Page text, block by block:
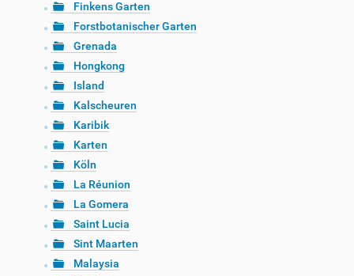
Finkens Garten
Forstbotanischer Garten
Grenada
Hongkong
Island
Kalscheuren
Karibik
Karten
Köln
La Réunion
La Gomera
Saint Lucia
Sint Maarten
Malaysia